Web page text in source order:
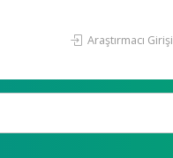
Araştırmacı Girişi